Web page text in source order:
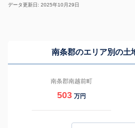
データ更新日: 2025年10月29日
南条郡のエリア別の土
南条郡南越前町
503 万円